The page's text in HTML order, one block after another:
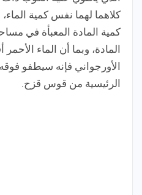
كلاهما لهما نفس كمية
كمية المادة المعبأة في
المادة، وبما أن الماء
الأورجواني فإنه سيطفو
الرئيسية من قوس قزح.